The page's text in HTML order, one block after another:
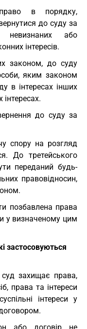
в порядку,
до суду за
невизнаних або
інтересів.
законом, до суду
яким законом
в інтересах інших
до суду за
спору на розгляд
До третейського
переданий будь-
правовідносин,
позбавлена права
у визначеному цим
застосовуються
захищає права,
права та інтереси
інтереси у